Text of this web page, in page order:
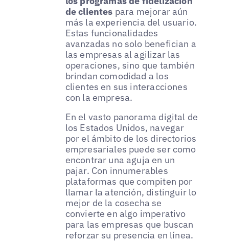
de clientes para mejorar aún
más la experiencia del usuario.
Estas funcionalidades
avanzadas no solo benefician a
las empresas al agilizar las
operaciones, sino que también
brindan comodidad a los
clientes en sus interacciones
con la empresa.
En el vasto panorama digital de
los Estados Unidos, navegar
por el ámbito de los directorios
empresariales puede ser como
encontrar una aguja en un
pajar. Con innumerables
plataformas que compiten por
llamar la atención, distinguir lo
mejor de la cosecha se
convierte en algo imperativo
para las empresas que buscan
reforzar su presencia en línea.